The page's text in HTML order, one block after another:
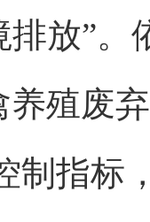
放”。
养殖废
制指标